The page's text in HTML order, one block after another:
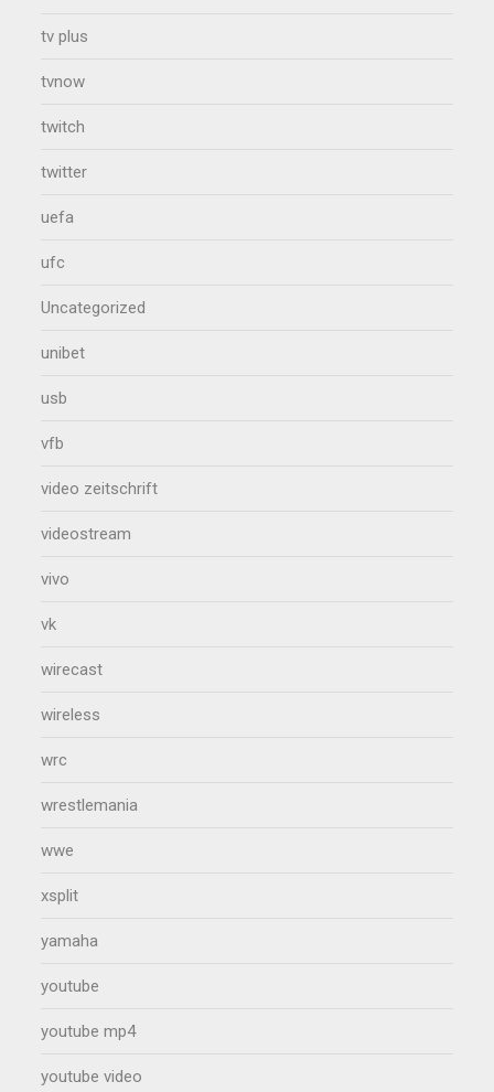
tv plus
tvnow
twitch
twitter
uefa
ufc
Uncategorized
unibet
usb
vfb
video zeitschrift
videostream
vivo
vk
wirecast
wireless
wrc
wrestlemania
wwe
xsplit
yamaha
youtube
youtube mp4
youtube video